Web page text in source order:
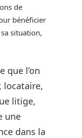
de
bénéficier
situation,
que l’on
locataire,
litige,
une
dans la